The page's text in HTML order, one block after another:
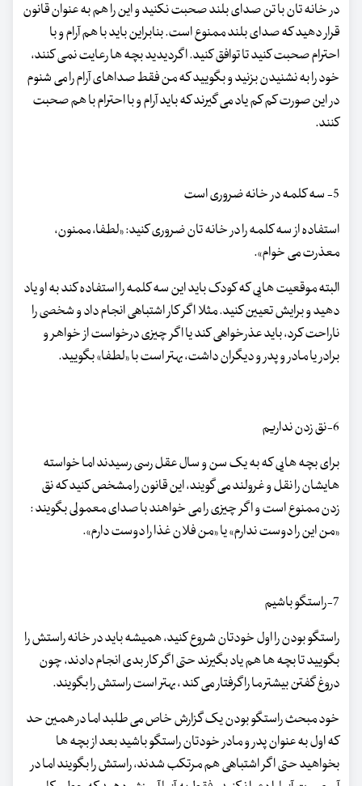
در خانه تان با تن صدای بلند صحبت نکنید و این را هم به عنوان قانون
قرار دهید که صدای بلند ممنوع است. بنابراین باید با هم آرام و با
احترام صحبت کنید تا توافق کنید. اگردیدید بچه ها رعایت نمی کنند،
خود را به نشنیدن بزنید و بگویید که من فقط صداهای آرام را می شنوم
در این صورت کم کم یاد می گیرند که باید آرام و با احترام با هم صحبت
کنند.
5- سه کلمه در خانه ضروری است
استفاده از سه کلمه را در خانه تان ضروری کنید: «لطفا، ممنون،
معذرت می خوام».
البته موقعیت هایی که کودک باید این سه کلمه را استفاده کند به او یاد
دهید و برایش تعیین کنید. مثلا اگر کار اشتباهی انجام داد و شخصی را
ناراحت کرد، باید عذرخواهی کند یا اگر چیزی درخواست از خواهر و
برادر یا مادر و پدر و دیگران داشت، بهتر است با «لطفا» بگویید.
6-نق زدن نداریم
برای بچه هایی که به یک سن و سال عقل رسی رسیدند اما خواسته
هایشان را نقل و غرولند می گویند، این قانون را مشخص کنید که نق
زدن ممنوع است و اگر چیزی را می خواهند با صدای معمولی بگویند :
«من این را دوست ندارم» یا «من فلان غذا را دوست دارم».
7-راستگو باشیم
راستگو بودن را اول خودتان شروع کنید، همیشه باید در خانه راستش را
بگویید تا بچه ها هم یاد بگیرند حتی اگر کار بدی انجام دادند، چون
دروغ گفتن بیشتر ما را گرفتار می کند ، بهتر است راستش را بگویند.
خود مبحث راستگو بودن یک گزارش خاص می طلبد اما در همین حد
که اول به عنوان پدر و مادر خودتان راستگو باشید بعد از بچه ها
بخواهید حتی اگر اشتباهی هم مرتکب شدند، راستش را بگویند اما در